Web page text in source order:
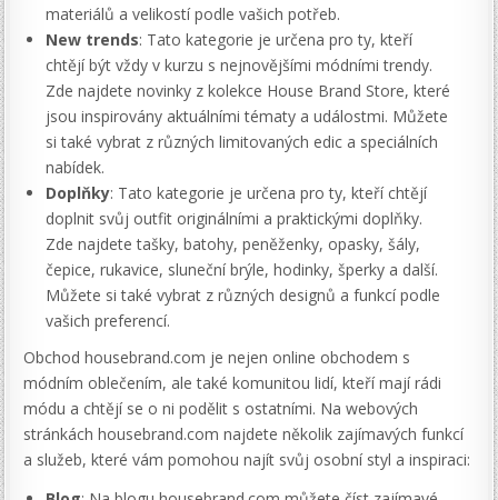
materiálů a velikostí podle vašich potřeb.
New trends: Tato kategorie je určena pro ty, kteří
chtějí být vždy v kurzu s nejnovějšími módními trendy.
Zde najdete novinky z kolekce House Brand Store, které
jsou inspirovány aktuálními tématy a událostmi. Můžete
si také vybrat z různých limitovaných edic a speciálních
nabídek.
Doplňky: Tato kategorie je určena pro ty, kteří chtějí
doplnit svůj outfit originálními a praktickými doplňky.
Zde najdete tašky, batohy, peněženky, opasky, šály,
čepice, rukavice, sluneční brýle, hodinky, šperky a další.
Můžete si také vybrat z různých designů a funkcí podle
vašich preferencí.
Obchod housebrand.com je nejen online obchodem s
módním oblečením, ale také komunitou lidí, kteří mají rádi
módu a chtějí se o ni podělit s ostatními. Na webových
stránkách housebrand.com najdete několik zajímavých funkcí
a služeb, které vám pomohou najít svůj osobní styl a inspiraci: